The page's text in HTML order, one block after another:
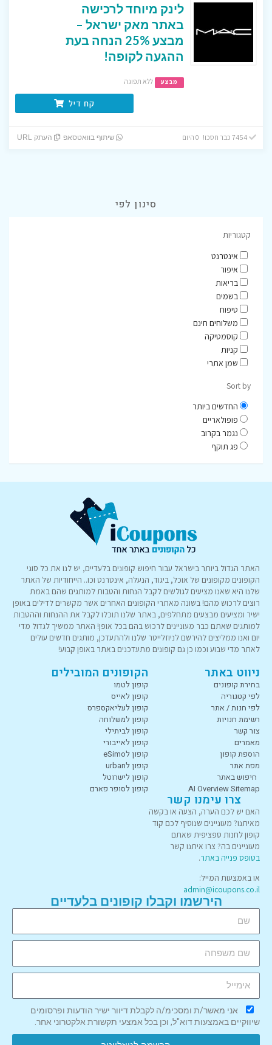
לינק מיוחד לרכישה
באתר מאק ישראל –
מבצע 25% הנחה בעת
ההגעה לקופה!
מבצע ללא תפוגה
קח דיל
7454 כבר חסכו! 0 היום שיתוף בוואטסאפ העתק URL
סינון לפי
קטגוריות
אינטרנט
איפור
בריאות
בשמים
טיפוח
משלוחים חינם
קוסמטיקה
קניות
שמן אתרי
Sort by
החדשים ביותר
פופולאריים
נגמר בקרוב
פג תוקף
האתר הגדול ביותר בישראל עבור חיפוש קופונים בלעדיים, יש לנו את כל סוגי
הקופונים מקופונים של אוכל, ביגוד, הנעלה, אינטרנט וכו.. הייחודיות של האתר
שלנו היא שאנו מציעים לגולשים לקבל הנחות והטבות למותגים שהם באמת
רוצים לרכוש מהם! בשונה מאתרי הקופונים האחרים אשר מקשרים לדילים באופן
ישיר ומציעים מבצעים מתחלפים, באתר שלנו תוכלו לקבל את ההנחות וההטבות
למותגים שאתם כבר מעוניינים לרכוש בהם בכל אופן! האתר ממשיך לגדול מדי
יום ואנו ממליצים להירשם לניוזלייטר שלנו ולהתעדכן, מותגים חדשים עולים
לאתר מדי שבוע וכמו כן גם קופונים מתעדכנים באתר באופן קבוע!
ניווט באתר
בחירת קופונים
לפי קטגוריה
לפי חנות / אתר
רשימת חנויות
צור קשר
מאמרים
הוספת קופון
מפת אתר
חיפוש באתר
AI Overview Sitemap
הקופונים המובילים
קופון לטמו
קופון לאייס
קופון לעליאקספרס
קופון למשלוחה
קופון לביתילי
קופון לאייבורי
קופון לeSimo
קופון לurban
קופון לישרוטל
קופון לסופר פארם
צרו עימנו קשר
האם יש לכם הערה, הצעה או בקשה
מאיתנו? מעוניינים שנוסיף לכם קוד
קופון לחנות ספציפית שאתם
מעוניינים בה? צרו איתנו קשר
בטופס פנייה באתר.
או באמצעות המייל:
admin@icoupons.co.il
הירשמו וקבלו קופונים בלעדיים
אני מאשר/ת ומסכימ/ה לקבלת דיוור ישיר הודעות ופרסומים
שיווקיים באמצעות דוא"ל, וכן בכל אמצעי תקשורת אלקטרוני אחר.